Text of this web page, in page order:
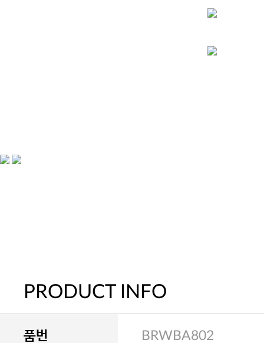
PRODUCT INFO
품번 BRWBA802